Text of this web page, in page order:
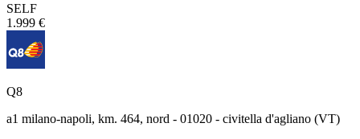
SELF
1.999 €
Q8
a1 milano-napoli, km. 464, nord - 01020 - civitella d'agliano (VT)